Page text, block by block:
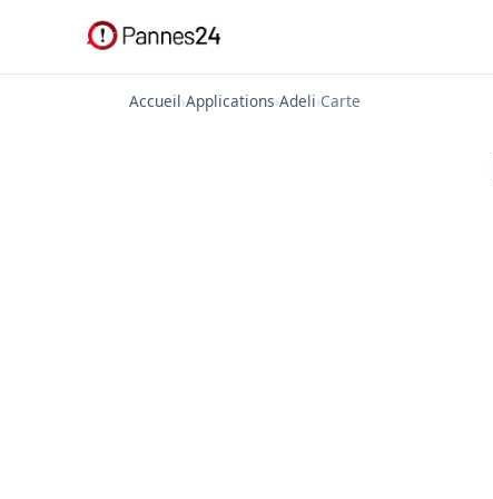
Accueil›Applications›Adeli›Carte